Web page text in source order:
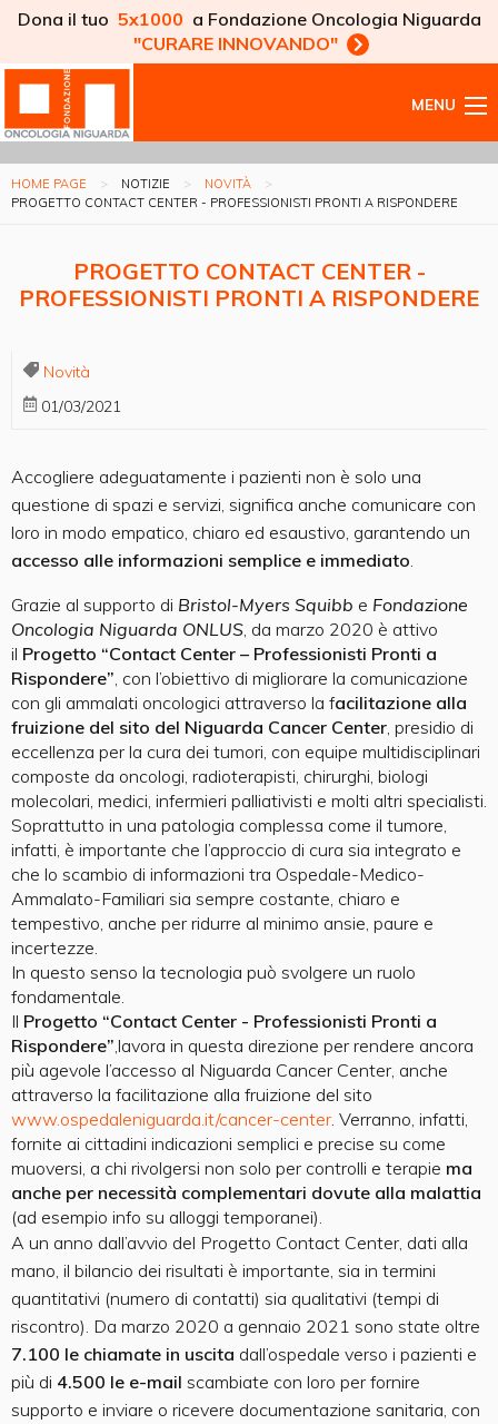
Dona il tuo 5x1000 a Fondazione Oncologia Niguarda
"CURARE INNOVANDO"
MENU
HOME PAGE NOTIZIE
NOVITÀ
PROGETTO CONTACT CENTER - PROFESSIONISTI PRONTI A RISPONDERE
PROGETTO CONTACT CENTER -
PROFESSIONISTI PRONTI A RISPONDERE
Novità
01/03/2021
Accogliere adeguatamente i pazienti non è solo una
questione di spazi e servizi, significa anche comunicare con
loro in modo empatico, chiaro ed esaustivo, garantendo un
accesso alle informazioni semplice e immediato
Grazie al supporto di Bristol-Myers Squibb e Fondazione
Oncologia Niguarda ONLUS , da marzo 2020 è attivo
il Progetto “Contact Center – Professionisti Pronti a
Rispondere” , con l’obiettivo di migliorare la comunicazione
con gli ammalati oncologici attraverso la facilitazione alla
fruizione del sito del Niguarda Cancer Center , presidio di
eccellenza per la cura dei tumori, con equipe multidisciplinari
composte da oncologi, radioterapisti, chirurghi, biologi
molecolari, medici, infermieri palliativisti e molti altri specialisti.
Soprattutto in una patologia complessa come il tumore,
infatti, è importante che l’approccio di cura sia integrato e
che lo scambio di informazioni tra Ospedale-Medico-
Ammalato-Familiari sia sempre costante, chiaro e
tempestivo, anche per ridurre al minimo ansie, paure e
incertezze.
In questo senso la tecnologia può svolgere un ruolo
fondamentale.
Il Progetto “Contact Center - Professionisti Pronti a
Rispondere” ,lavora in questa direzione per rendere ancora
più agevole l’accesso al Niguarda Cancer Center, anche
attraverso la facilitazione alla fruizione del sito
www.ospedaleniguarda.it/cancer-center . Verranno, infatti,
fornite ai cittadini indicazioni semplici e precise su come
muoversi, a chi rivolgersi non solo per controlli e terapie ma
anche per necessità complementari dovute alla malattia
(ad esempio info su alloggi temporanei).
A un anno dall’avvio del Progetto Contact Center, dati alla
mano, il bilancio dei risultati è importante, sia in termini
quantitativi (numero di contatti) sia qualitativi (tempi di
riscontro). Da marzo 2020 a gennaio 2021 sono state oltre
7.100 le chiamate in uscita dall’ospedale verso i pazienti e
più di 4.500 le e-mail scambiate con loro per fornire
supporto e inviare o ricevere documentazione sanitaria, con